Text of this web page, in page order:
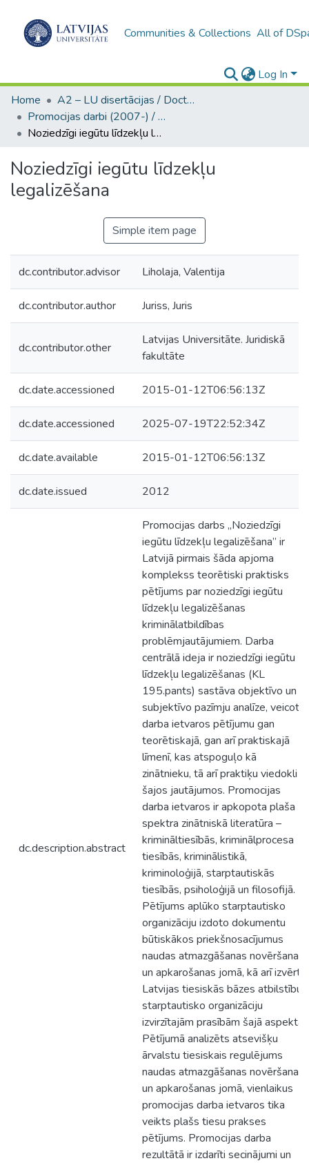
Communities & Collections All of
Log In
Home
A2 – LU disertācijas / Doctoral theses UL
Promocijas darbi (2007-) / Theses PhD
Noziedzīgi iegūtu līdzekļu legalizēšana
Noziedzīgi iegūtu līdzekļu
legalizēšana
Simple item page
dc.contributor.advisor Liholaja, Valentija
dc.contributor.author Juriss, Juris
dc.contributor.other
Latvijas Universitāte. Juridiskā
fakultāte
dc.date.accessioned 2015-01-12T06:56:13Z
dc.date.accessioned 2025-07-19T22:52:34Z
dc.date.available 2015-01-12T06:56:13Z
dc.date.issued 2012
dc.description.abstract
Promocijas darbs „Noziedzīgi
iegūtu līdzekļu legalizēšana” ir
Latvijā pirmais šāda apjoma
komplekss teorētiski praktisks
pētījums par noziedzīgi iegūtu
līdzekļu legalizēšanas
kriminālatbildības
problēmjautājumiem. Darba
centrālā ideja ir noziedzīgi iegūtu
līdzekļu legalizēšanas (KL
195.pants) sastāva objektīvo un
subjektīvo pazīmju analīze, veicot
darba ietvaros pētījumu gan
teorētiskajā, gan arī praktiskajā
līmenī, kas atspoguļo kā
zinātnieku, tā arī praktiķu viedokli
šajos jautājumos. Promocijas
darba ietvaros ir apkopota plaša
spektra zinātniskā literatūra –
krimināltiesībās, kriminālprocesa
tiesībās, kriminālistikā,
kriminoloģijā, starptautiskās
tiesībās, psiholoģijā un filosofijā.
Pētījums aplūko starptautisko
organizāciju izdoto dokumentu
būtiskākos priekšnosacījumus
naudas atmazgāšanas novēršanas
un apkarošanas jomā, kā arī izvērtē
Latvijas tiesiskās bāzes atbilstību
starptautisko organizāciju
izvirzītajām prasībām šajā aspektā.
Pētījumā analizēts atsevišķu
ārvalstu tiesiskais regulējums
naudas atmazgāšanas novēršanas
un apkarošanas jomā, vienlaikus
promocijas darba ietvaros tika
veikts plašs tiesu prakses
pētījums. Promocijas darba
rezultātā ir izdarīti secinājumi un